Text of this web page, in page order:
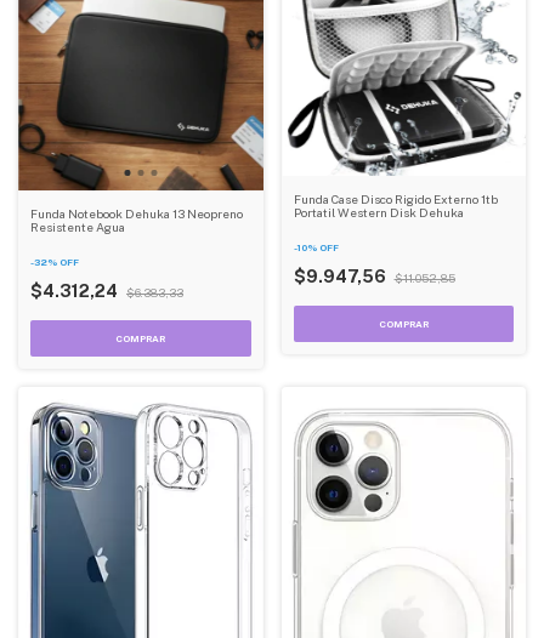
Funda Notebook Dehuka 13 Neopreno
Resistente Agua
-32% OFF
$4.312,24 $6.383,33
Funda Case Disco Rigido Externo 1tb
Portatil Western Disk Dehuka
-10% OFF
$9.947,56 $11.052,85